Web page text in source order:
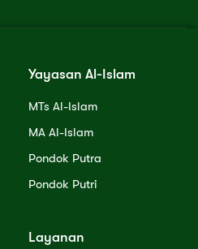
Yayasan Al-Islam
MTs Al-Islam
MA Al-Islam
Pondok Putra
Pondok Putri
Layanan